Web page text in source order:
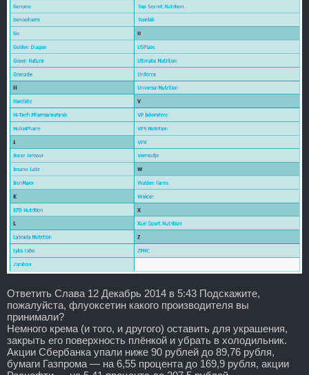
Ответить Слава 12 Декабрь 2014 в 5:43 Подскажите,
пожалуйста, флуоксетин какого производителя вы
принимали?
Немного крема (и того, и другого) оставить для украшения,
закрыть его поверхность плёнкой и убрать в холодильник.
Акции Сбербанка упали ниже 90 рублей до 89,76 рубля,
бумаги Газпрома — на 6,55 процента до 169,9 рубля, акции